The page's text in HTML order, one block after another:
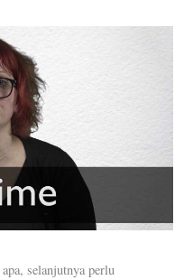
apa, selanjutnya perlu